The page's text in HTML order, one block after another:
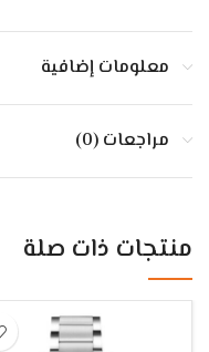
معلومات إضافية
مراجعات (0)
منتجات ذات صلة